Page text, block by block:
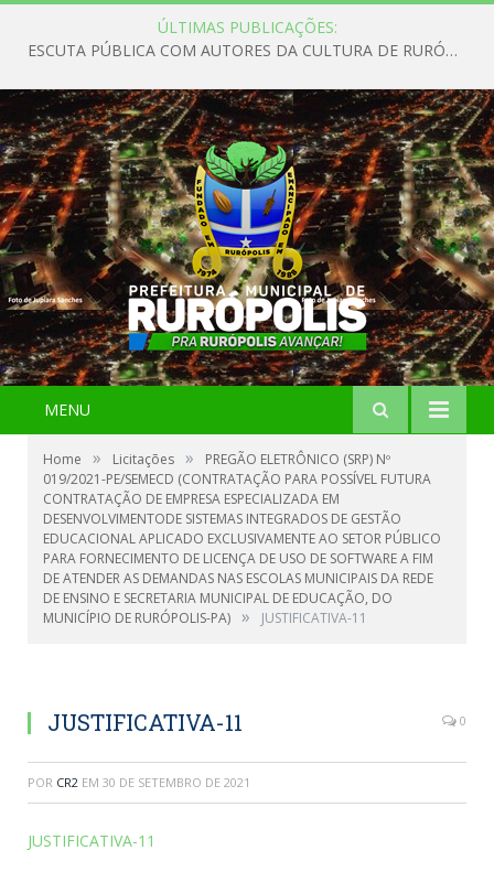
ÚLTIMAS PUBLICAÇÕES:
ESCUTA PÚBLICA COM AUTORES DA CULTURA DE RURÓPOLIS
MENU
Home » Licitações »
PREGÃO ELETRÔNICO (SRP) Nº
019/2021-PE/SEMECD (CONTRATAÇÃO PARA POSSÍVEL FUTURA
CONTRATAÇÃO DE EMPRESA ESPECIALIZADA EM
DESENVOLVIMENTODE SISTEMAS INTEGRADOS DE GESTÃO
EDUCACIONAL APLICADO EXCLUSIVAMENTE AO SETOR PÚBLICO
PARA FORNECIMENTO DE LICENÇA DE USO DE SOFTWARE A FIM
DE ATENDER AS DEMANDAS NAS ESCOLAS MUNICIPAIS DA REDE
DE ENSINO E SECRETARIA MUNICIPAL DE EDUCAÇÃO, DO
MUNICÍPIO DE RURÓPOLIS-PA) » JUSTIFICATIVA-11
JUSTIFICATIVA-11 0
POR CR2 EM 30 DE SETEMBRO DE 2021
JUSTIFICATIVA-11